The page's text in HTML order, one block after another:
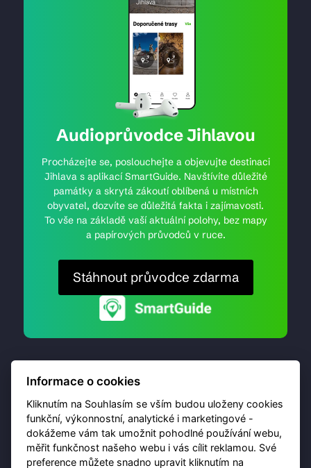
Audioprůvodce Jihlavou
Procházejte se, poslouchejte a objevujte destinaci
Jihlava s aplikací SmartGuide. Navštívíte důležité
památky a skrytá zákoutí oblíbená u místních
obyvatel, dozvíte se důležitá fakta i zajímavosti.
To vše na základě vaší aktuální polohy, bez mapy
a papírových průvodců v ruce.
Stáhnout průvodce zdarma
© 2026 Destinační portál provozujeBrána Jihlavy,
příspěvková organizace. Všechna práva vyhrazena.
Informace o cookies
Kliknutím na Souhlasím se vším budou uloženy cookies
funkční, výkonnostní, analytické i marketingové -
dokážeme vám tak umožnit pohodlné používání webu,
měřit funkčnost našeho webu i vás cílit reklamou. Své
preference můžete snadno upravit kliknutím na